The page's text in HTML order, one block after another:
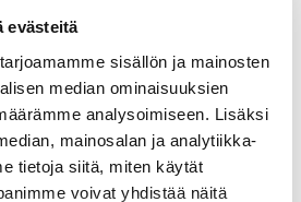
evästeitä
sisällön ja mainosten
median ominaisuuksien
analysoimiseen. Lisäksi
mainosalan ja analytiikka-
tietoja siitä, miten käytät
voivat yhdistää näitä
10.8. klo 17-21